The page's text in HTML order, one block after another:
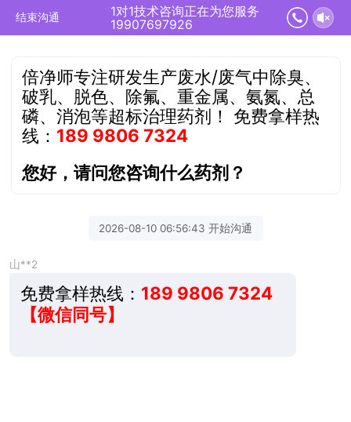
结束沟通
1对1技术咨询正在为您服务
19907697926
倍净师专注研发生产废水/废气中除臭、
破乳、脱色、除氟、重金属、氨氮、总
磷、消泡等超标治理药剂！ 免费拿样热
线： 189 9806 7324
您好，请问您咨询什么药剂？
2026-08-10 06:56:43 开始沟通
山**2
免费拿样热线： 189 9806 7324
【微信同号】